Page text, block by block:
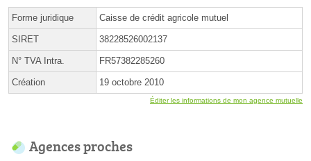
Forme juridique Caisse de crédit agricole mutuel
SIRET 38228526002137
N° TVA Intra. FR57382285260
Création 19 octobre 2010
Éditer les informations de mon agence mutuelle
Agences proches